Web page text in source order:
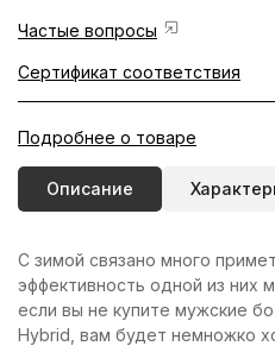
Частые вопросы
Сертификат соответствия
Подробнее о товаре
Описание
С зимой связано много
эффективность одной из них
если вы не купите мужские
Hybrid, вам будет немножко